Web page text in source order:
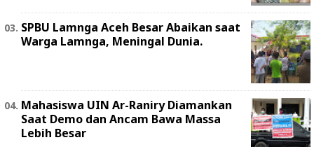
SPBU Lamnga Aceh Besar Abaikan saat
Warga Lamnga, Meningal Dunia.
Mahasiswa UIN Ar-Raniry Diamankan
Saat Demo dan Ancam Bawa Massa
Lebih Besar